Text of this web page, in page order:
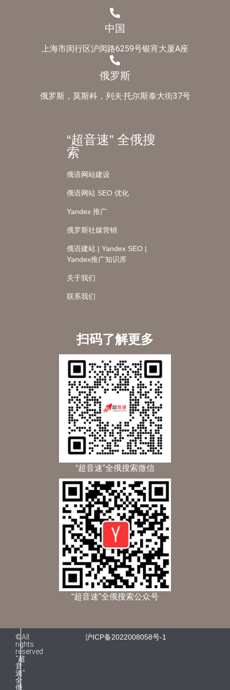
中国
上海市闵行区沪闵路6259号银宵大厦A座
俄罗斯
俄罗斯，莫斯科，列夫·托尔斯泰大街37号
“超音速” 全俄搜
索
俄语网站建设
俄语网站 SEO 优化
Yandex 推广
俄罗斯社媒营销
俄语建站 | Yandex SEO |
Yandex推广知识库
关于我们
联系我们
扫码了解更多
“超音速”全俄搜索微信
“超音速”全俄搜索公众号
©All
rights
reserved
“超
音
速”
全
俄
沪ICP备2022008058号-1